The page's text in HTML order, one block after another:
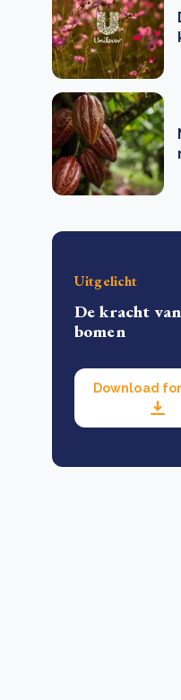
Uitgelicht
De kracht van
bomen
Download